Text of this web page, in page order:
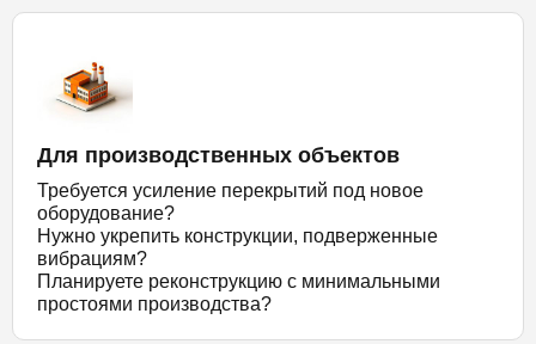
Для производственных объектов
Требуется усиление перекрытий под новое
оборудование?
Нужно укрепить конструкции, подверженные
вибрациям?
Планируете реконструкцию с минимальными
простоями производства?